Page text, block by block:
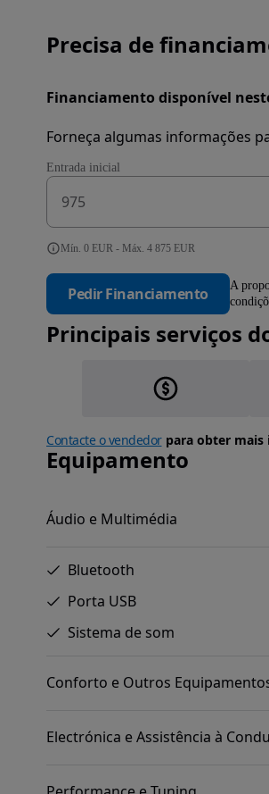
Precisa de
Financiamento disponível
Forneça algumas informações
Entrada inicial
Mín. 0 EUR - Máx. 4 875 EUR
Pedir Financiamento
A
Principais serviços
Contacte o vendedorpara obter mais
Equipamento
Áudio e Multimédia
Bluetooth
Porta USB
Sistema de som
Conforto e Outros
Electrónica e Assistência à